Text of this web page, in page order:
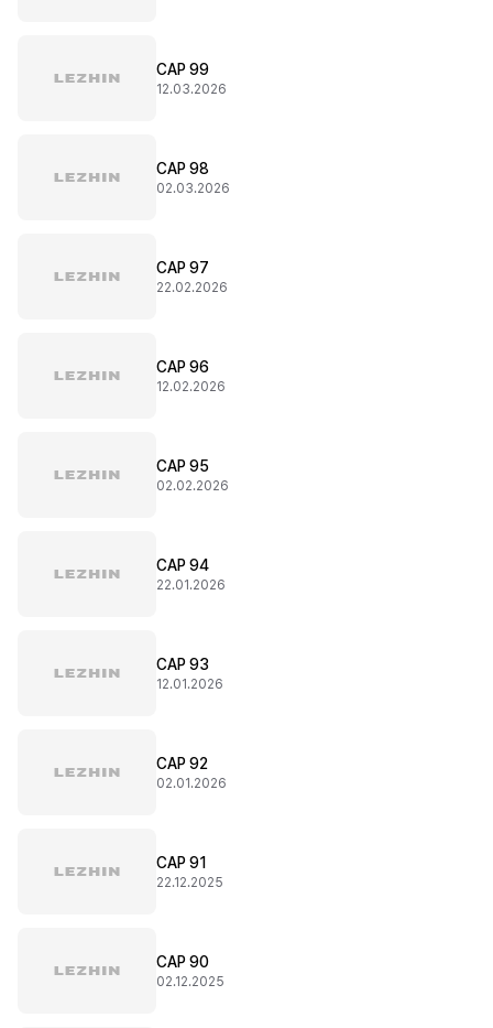
CAP 99
12.03.2026
CAP 98
02.03.2026
CAP 97
22.02.2026
CAP 96
12.02.2026
CAP 95
02.02.2026
CAP 94
22.01.2026
CAP 93
12.01.2026
CAP 92
02.01.2026
CAP 91
22.12.2025
CAP 90
02.12.2025